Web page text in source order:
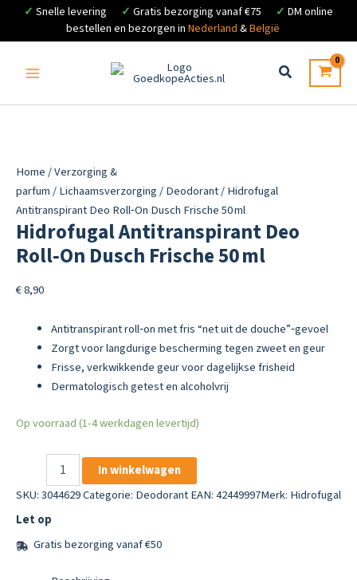
✓ Snelle levering ✓ Gratis bezorging vanaf €75 ✓ DM online
bestellen en bezorgen in Nederland &België
inhoud
Home/Verzorging &
parfum/Lichaamsverzorging/Deodorant/ Hidrofugal
Antitranspirant Deo Roll‑On Dusch Frische 50 ml
Hidrofugal Antitranspirant Deo
Roll‑On Dusch Frische 50 ml
€8,90
Antitranspirant roll‑on met fris “net uit de douche”‑gevoel
Zorgt voor langdurige bescherming tegen zweet en geur
Frisse, verkwikkende geur voor dagelijkse frisheid
Dermatologisch getest en alcoholvrij
Op voorraad (1-4 werkdagen levertijd)
Antitranspirant
Deo
Dusch
Frische
50 ml
In winkelwagen
SKU:3044629Categorie: DeodorantEAN: 42449997Merk: Hidrofugal
Let op
Gratis bezorging vanaf €50